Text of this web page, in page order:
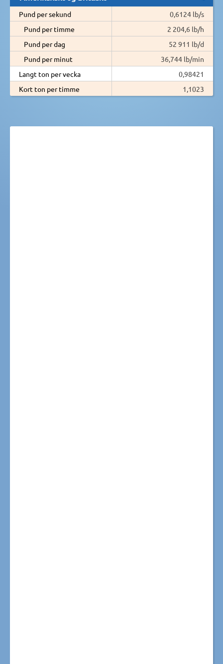
Pund per sekund
0,6124 lb/s
Pund per timme
2 204,6 lb/h
Pund per dag
52 911 lb/d
Pund per minut
36,744 lb/min
Langt ton per vecka
0,98421
Kort ton per timme
1,1023